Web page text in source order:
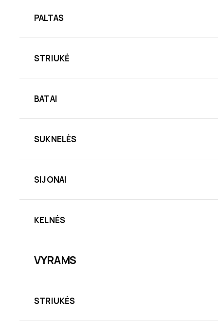
PALTAS
STRIUKĖ
BATAI
SUKNELĖS
SIJONAI
KELNĖS
VYRAMS
STRIUKĖS